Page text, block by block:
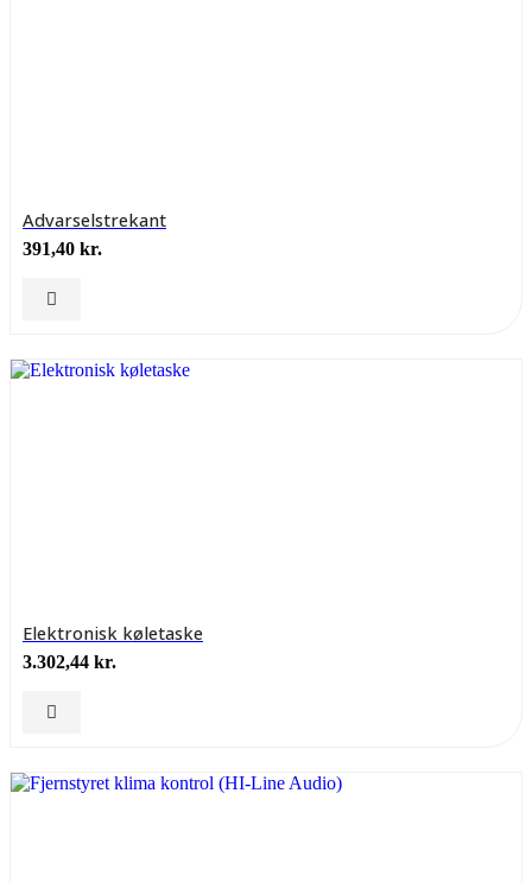
Advarselstrekant
391,40 kr.
Elektronisk køletaske
3.302,44 kr.